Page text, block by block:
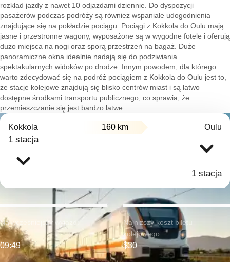
rozkład jazdy z nawet 10 odjazdami dziennie. Do dyspozycji
pasażerów podczas podróży są również wspaniałe udogodnienia
znajdujące się na pokładzie pociągu. Pociągi z Kokkola do Oulu mają
jasne i przestronne wagony, wyposażone są w wygodne fotele i oferują
dużo miejsca na nogi oraz sporą przestrzeń na bagaż. Duże
panoramiczne okna idealnie nadają się do podziwiania
spektakularnych widoków po drodze. Innym powodem, dla którego
warto zdecydować się na podróż pociągiem z Kokkola do Oulu jest to,
że stacje kolejowe znajdują się blisko centrów miast i są łatwo
dostępne środkami transportu publicznego, co sprawia, że
przemieszczanie się jest bardzo łatwe.
Kokkola 160 km Oulu
1 stacja
1 stacja
Najwcześniejszy wyjazd:
09:49
Najniższy koszt biletu
kolejowego:
$30